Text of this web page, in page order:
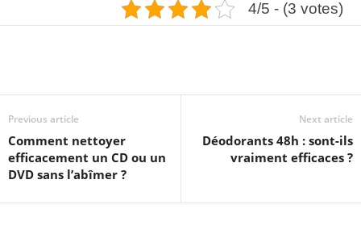
4/5 - (3 votes)
Previous article
Comment nettoyer
efficacement un CD ou un
DVD sans l’abîmer ?
Next article
Déodorants 48h : sont-ils
vraiment efficaces ?